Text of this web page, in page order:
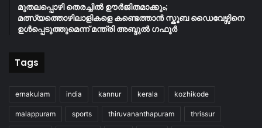
മുതലപ്പൊഴി തെരച്ചിൽ ഊർജിതമാക്കും;
മത്സ്യത്തൊഴിലാളികളെ കണ്ടെത്താൻ സ്കൂബ ഡൈവേഴ്സിനെ
ഉൾപ്പെടുത്തുമെന്ന് മന്ത്രി അബ്ദുൽ ഗഫൂർ
Tags
ernakulam india kannur kerala kozhikode
malappuram sports thiruvananthapuram thrissur